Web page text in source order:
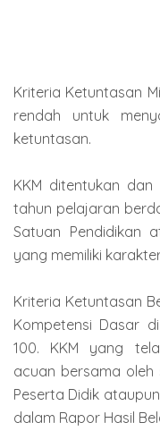
Kriteria Ketuntasan
rendah untuk
ketuntasan.
KKM ditentukan
tahun pelajaran
Satuan Pendidikan
yang memiliki
Kriteria Ketuntasan
Kompetensi Dasar
100. KKM yang
acuan bersama oleh
Peserta Didik
dalam Rapor Hasil